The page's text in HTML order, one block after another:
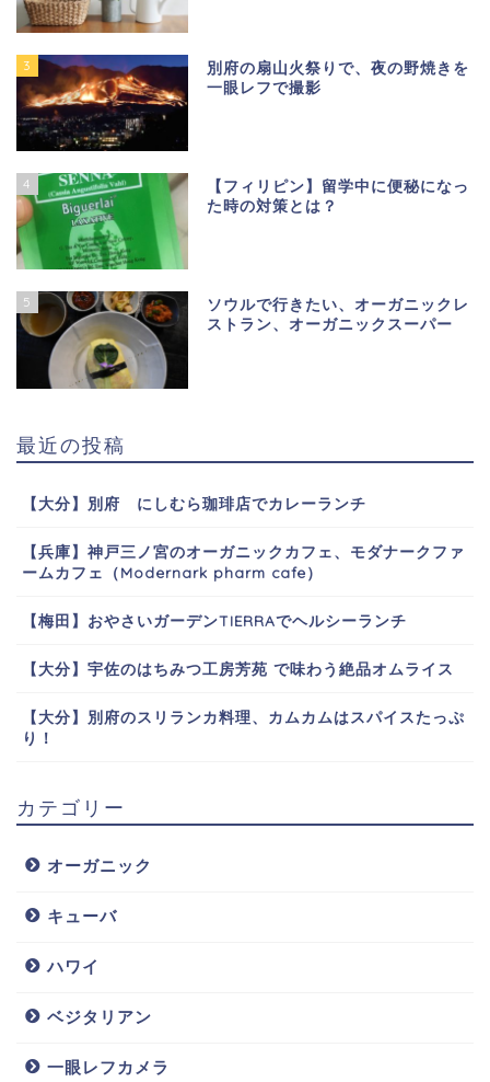
3
別府の扇山火祭りで、夜の野焼きを
一眼レフで撮影
4
【フィリピン】留学中に便秘になっ
た時の対策とは？
5
ソウルで行きたい、オーガニックレ
ストラン、オーガニックスーパー
最近の投稿
【大分】別府 にしむら珈琲店でカレーランチ
【兵庫】神戸三ノ宮のオーガニックカフェ、モダナークファ
ームカフェ（Modernark pharm cafe）
【梅田】おやさいガーデンTIERRAでヘルシーランチ
【大分】宇佐のはちみつ工房芳苑 で味わう絶品オムライス
【大分】別府のスリランカ料理、カムカムはスパイスたっぷ
り！
カテゴリー
オーガニック
キューバ
ハワイ
ベジタリアン
一眼レフカメラ